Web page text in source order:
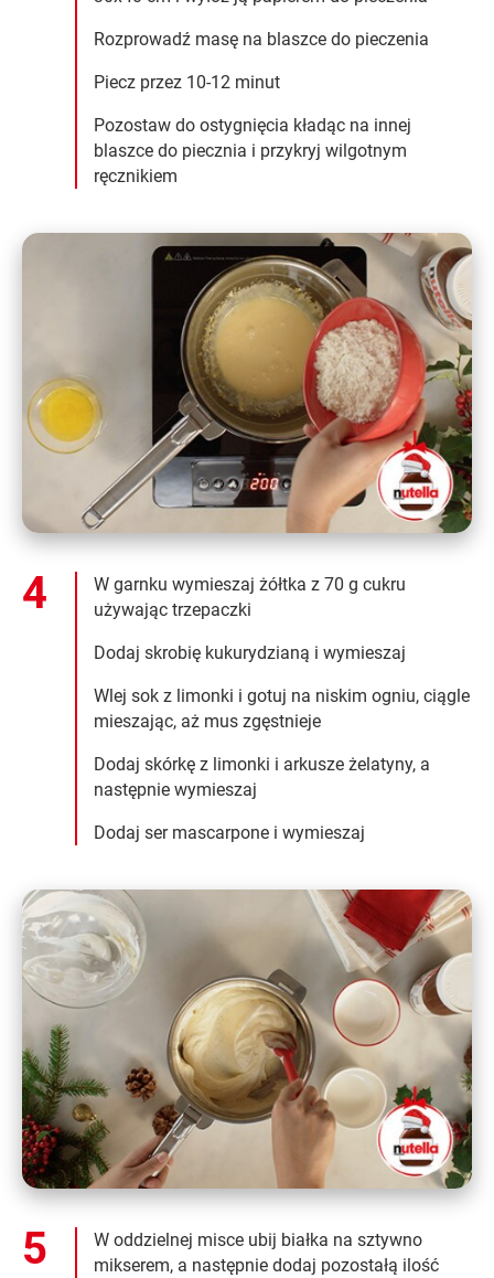
Rozprowadź masę na blaszce do pieczenia
Piecz przez 10-12 minut
Pozostaw do ostygnięcia kładąc na innej
blaszce do piecznia i przykryj wilgotnym
ręcznikiem
W garnku wymieszaj żółtka z 70 g cukru
używając trzepaczki
Dodaj skrobię kukurydzianą i wymieszaj
Wlej sok z limonki i gotuj na niskim ogniu, ciągle
mieszając, aż mus zgęstnieje
Dodaj skórkę z limonki i arkusze żelatyny, a
następnie wymieszaj
Dodaj ser mascarpone i wymieszaj
W oddzielnej misce ubij białka na sztywno
mikserem, a następnie dodaj pozostałą ilość